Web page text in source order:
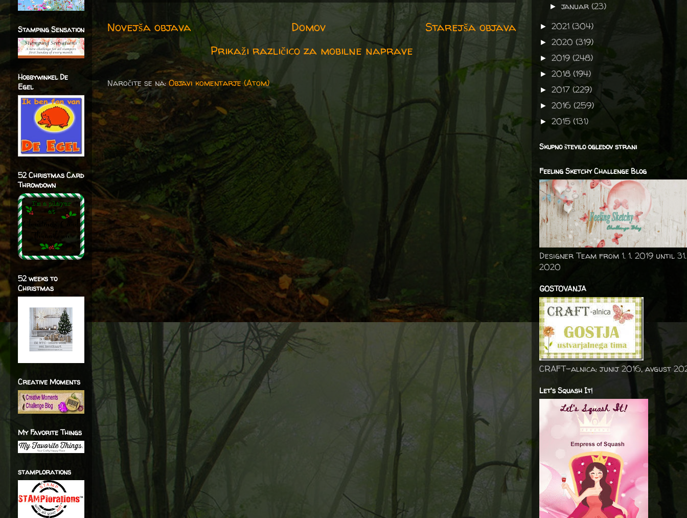
Novejša objava Starejša objava
Domov
Prikaži različico za mobilne naprave
Naročite se na:Objavi komentarje (Atom)
Stamping Sensation
Hobbywinkel De
Egel
52 Christmas Card
Throwdown
52 weeks to
Christmas
Creative Moments
My Favorite Things
stamplorations
►januar(23)
► 2021 (304)
► 2020 (319)
► 2019 (248)
► 2018 (194)
► 2017 (229)
► 2016 (259)
► 2015 (131)
Skupno število ogledov strani
Feeling Sketchy Challenge Blog
Designer Team from 1. 1. 2019 until
2020
GOSTOVANJA
CRAFT-alnica: junij 2016, avgust
Let's Squash It!